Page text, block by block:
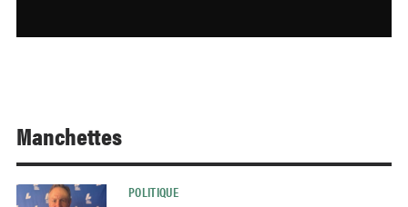
Manchettes
POLITIQUE